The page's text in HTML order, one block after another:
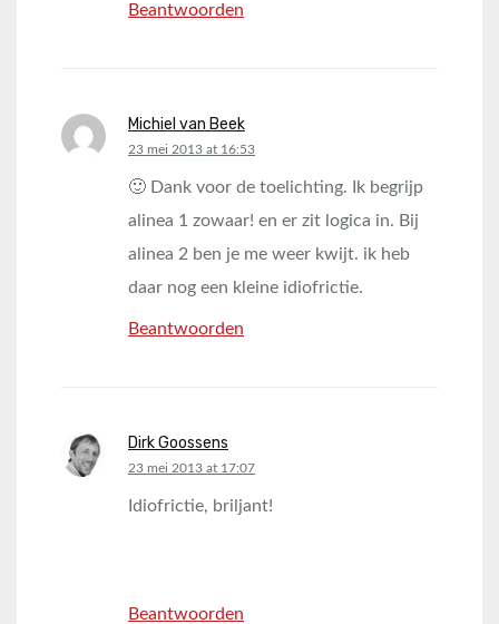
Beantwoorden
Michiel van Beek
says:
23 mei 2013 at 16:53
🙂 Dank voor de toelichting. Ik begrijp
alinea 1 zowaar! en er zit logica in. Bij
alinea 2 ben je me weer kwijt. ik heb
daar nog een kleine idiofrictie.
Beantwoorden
Dirk Goossens
says:
23 mei 2013 at 17:07
Idiofrictie, briljant!
Beantwoorden